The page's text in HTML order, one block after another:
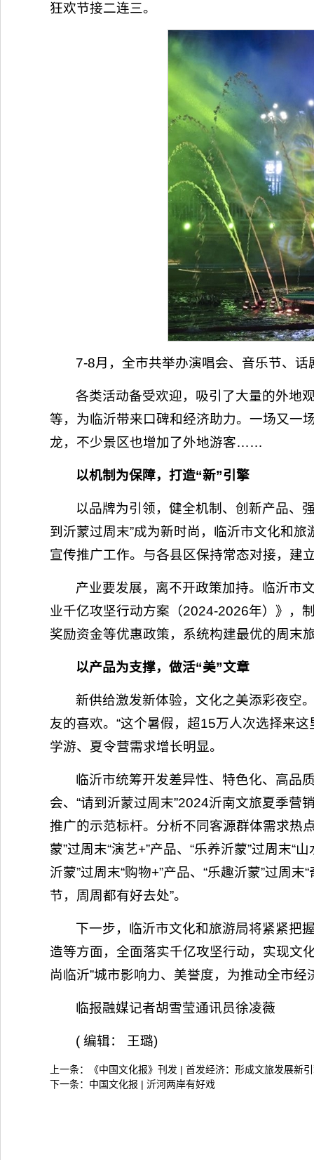
狂欢节接二连三。
7-8月，全市共举办演唱会、音乐节、
各类活动备受欢迎，吸引了大量的外地
等，为临沂带来口碑和经济助力。一场又一
龙，不少景区也增加了外地游客……
以机制为保障，打造“新”引擎
以品牌为引领，健全机制、创新产品、
到沂蒙过周末”成为新时尚，临沂市文化和
宣传推广工作。与各县区保持常态对接，建
产业要发展，离不开政策加持。临沂市
业千亿攻坚行动方案（2024-2026年）》，
奖励资金等优惠政策，系统构建最优的周末
以产品为支撑，做活“美”文章
新供给激发新体验，文化之美添彩夜空
友的喜欢。“这个暑假，超15万人次选择来
学游、夏令营需求增长明显。
临沂市统筹开发差异性、特色化、高品
会、“请到沂蒙过周末”2024沂南文旅夏季
推广的示范标杆。分析不同客源群体需求热
蒙”过周末“演艺+”产品、“乐养沂蒙”过周末“
沂蒙”过周末“购物+”产品、“乐趣沂蒙”过周
节，周周都有好去处”。
下一步，临沂市文化和旅游局将紧紧把
造等方面，全面落实千亿攻坚行动，实现文
尚临沂”城市影响力、美誉度，为推动全市
临报融媒记者胡雪莹通讯员徐凌薇
( 编辑： 王璐)
上一条：
《中国文化报》刊发 | 首发经济：形成文旅发展新
下一条： 中国文化报 | 沂河两岸有好戏